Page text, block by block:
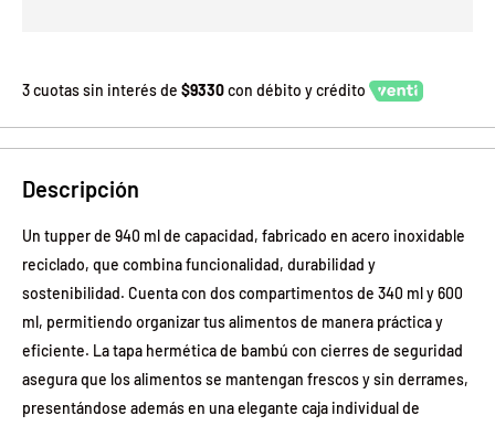
3 cuotas sin interés de $9330con débito y crédito
Descripción
Un tupper de 940 ml de capacidad, fabricado en acero inoxidable
reciclado, que combina funcionalidad, durabilidad y
sostenibilidad. Cuenta con dos compartimentos de 340 ml y 600
ml, permitiendo organizar tus alimentos de manera práctica y
eficiente. La tapa hermética de bambú con cierres de seguridad
asegura que los alimentos se mantengan frescos y sin derrames,
presentándose además en una elegante caja individual de